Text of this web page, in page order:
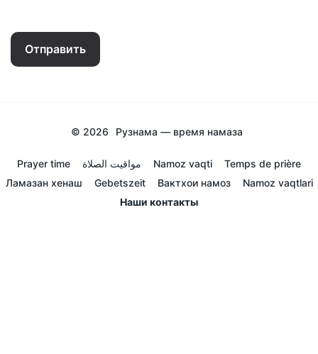
Отправить
© 2026 Рузнама — время намаза
Prayer time مواقيت الصلاة Namoz vaqti
Temps de prière
Ламазан хенаш
Gebetszeit Вактхои намоз
Namoz vaqtlari
Наши контакты